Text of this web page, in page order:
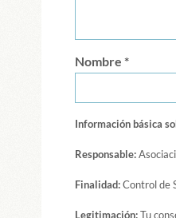
Nombre *
Información básica
Responsable:
Finalidad:Control de
Legitimación:Tu